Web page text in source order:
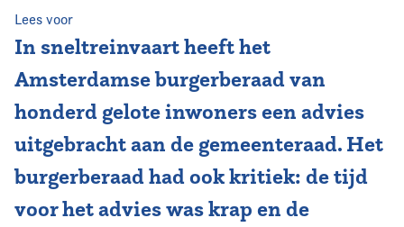
Vereniging
Contact
Lees voor
In sneltreinvaart heeft het
Amsterdamse burgerberaad van
honderd gelote inwoners een advies
uitgebracht aan de gemeenteraad. Het
burgerberaad had ook kritiek: de tijd
voor het advies was krap en de